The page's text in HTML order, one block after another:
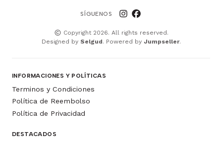
SÍGUENOS
Copyright 2026. All rights reserved.
Designed by Selgud. Powered by Jumpseller.
INFORMACIONES Y POLÍTICAS
Terminos y Condiciones
Política de Reembolso
Política de Privacidad
DESTACADOS